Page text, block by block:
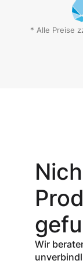
* Alle Preise
Gutschein-
INSPEC30
erhalten Sie
% Rabatt
den Netto-
aller
der Marke
Wir